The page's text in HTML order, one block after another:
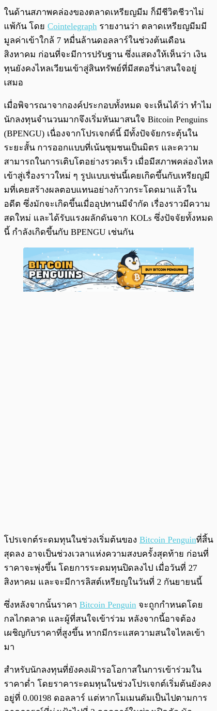
ในด้านสภาพคล่องของตลาดเหรียญมีม ก็มีชีวิตชีวาไม่
แพ้กัน โดย Cointelegraph รายงานว่า ตลาดเหรียญมีมมี
มูลค่าเข้าใกล้ 7 หมื่นล้านดอลลาร์ในช่วงต้นเดือน
สิงหาคม ก่อนที่จะมีการปรับฐาน ซึ่งแสดงให้เห็นว่า เงิน
ทุนยังคงไหลเวียนเข้าสู่สินทรัพย์ที่มีสตอรี่น่าสนใจอยู่
เสมอ
เมื่อพิจารณาจากองค์ประกอบทั้งหมด จะเห็นได้ว่า ทำไม
นักลงทุนจำนวนมากจึงเริ่มหันมาสนใจ Bitcoin Penguins
(BPENGU) เนื่องจากโปรเจกต์นี้ มีทั้งปัจจัยกระตุ้นใน
ระยะสั้น การออกแบบที่เน้นชุมชนเป็นมิตร และความ
สามารถในการเติบโตอย่างรวดเร็ว เมื่อมีสภาพคล่องไหล
เข้าสู่เรื่องราวใหม่ ๆ รูปแบบเช่นนี้เคยเกิดขึ้นกับเหรียญมี
มที่เคยสร้างผลตอบแทนอย่างก้าวกระโดดมาแล้วใน
อดีต ซึ่งมักจะเกิดขึ้นเมื่ออุปทานมีจำกัด เรื่องราวมีความ
สดใหม่ และได้รับแรงผลักดันจาก KOLs ซึ่งปัจจัยทั้งหมด
นี้ กำลังเกิดขึ้นกับ BPENGU เช่นกัน
โปรเจกต์ระดมทุนในช่วงเริ่มต้นของ Bitcoin Penguinที่สิ้น
สุดลง อาจเป็นช่วงเวลาแห่งความสงบครั้งสุดท้าย ก่อนที่
ราคาจะพุ่งขึ้น โดยการระดมทุนปิดลงไป เมื่อวันที่ 27
สิงหาคม และจะมีการลิสต์เหรียญในวันที่ 2 กันยายนนี้
ซึ่งหลังจากนั้นราคา Bitcoin Penguin จะถูกกำหนดโดย
กลไกตลาด และผู้ที่สนใจเข้าร่วม หลังจากนี้อาจต้อง
เผชิญกับราคาที่สูงขึ้น หากมีกระแสความสนใจไหลเข้า
มา
สำหรับนักลงทุนที่ยังคงเฝ้ารอโอกาสในการเข้าร่วมใน
ราคาต่ำ โดยราคาระดมทุนในช่วงโปรเจกต์เริ่มต้นยังคง
อยู่ที่ 0.00198 ดอลลาร์ แต่หากโมเมนตัมเป็นไปตามการ